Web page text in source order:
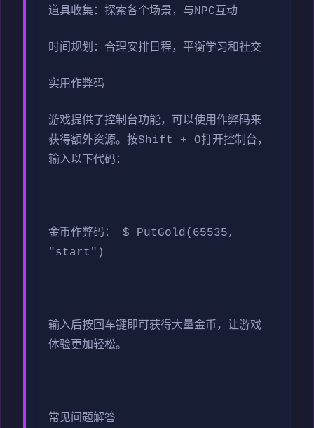
道具收集：探索各个场景，与NPC互动
时间规划：合理安排日程，平衡学习和社交
实用作弊码
游戏提供了控制台功能，可以使用作弊码来
获得额外资源。按Shift + O打开控制台，
输入以下代码：
金币作弊码： $ PutGold(65535,
"start")
输入后按回车键即可获得大量金币，让游戏
体验更加轻松。
常见问题解答